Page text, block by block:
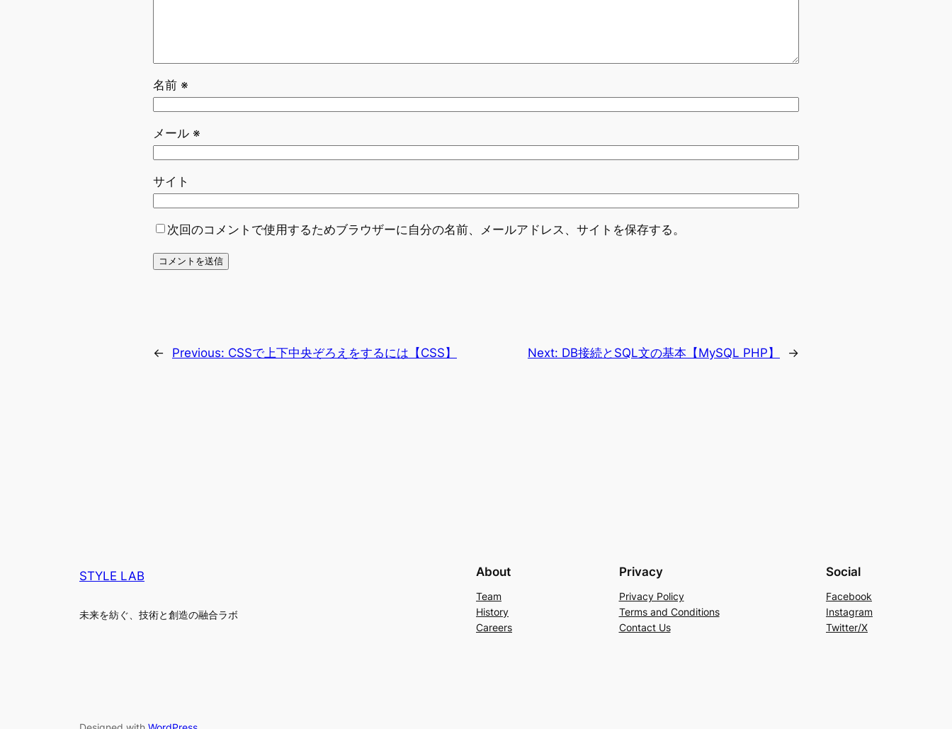
名前 ※
メール ※
サイト
次回のコメントで使用するためブラウザーに自分の名前、メールアドレス、サイトを保存する。
← Previous: CSSで上下中央ぞろえをするには【CSS】 Next: DB接続とSQL文の基本【MySQL PHP】 →
STYLE LAB
未来を紡ぐ、技術と創造の融合ラボ
About
Team
History
Careers
Privacy
Privacy Policy
Terms and Conditions
Contact Us
Social
Facebook
Instagram
Twitter/X